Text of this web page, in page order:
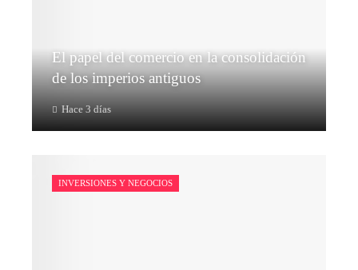
El papel del comercio en la consolidación
de los imperios antiguos
Hace 3 días
INVERSIONES Y NEGOCIOS